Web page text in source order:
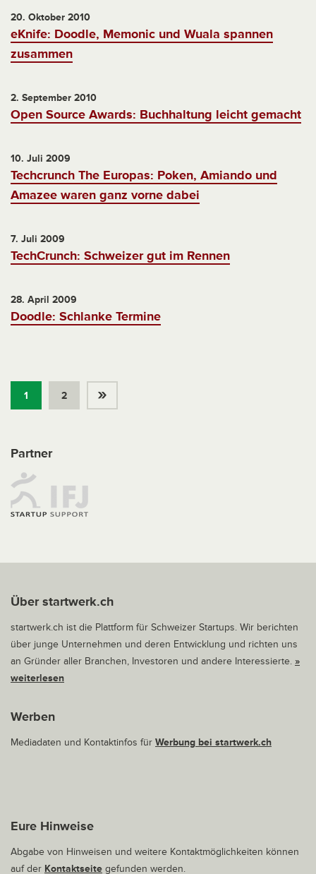
20. Oktober 2010
eKnife: Doodle, Memonic und Wuala spannen
zusammen
2. September 2010
Open Source Awards: Buchhaltung leicht gemacht
10. Juli 2009
Techcrunch The Europas: Poken, Amiando und
Amazee waren ganz vorne dabei
7. Juli 2009
TechCrunch: Schweizer gut im Rennen
28. April 2009
Doodle: Schlanke Termine
1 2 »
Partner
Über startwerk.ch
startwerk.ch ist die Plattform für Schweizer Startups. Wir berichten
über junge Unternehmen und deren Entwicklung und richten uns
an Gründer aller Branchen, Investoren und andere Interessierte. »
weiterlesen
Werben
Mediadaten und Kontaktinfos für Werbung bei startwerk.ch
Eure Hinweise
Abgabe von Hinweisen und weitere Kontaktmöglichkeiten können
auf der Kontaktseite gefunden werden.